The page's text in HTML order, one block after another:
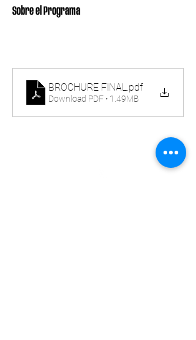
Sobre el Programa
BROCHURE FINAL .pdf
Download PDF • 1.49MB